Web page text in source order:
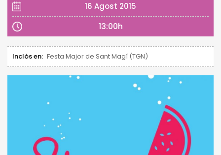
16 Agost 2015
13:00h
Inclòs en: Festa Major de Sant Magí (TGN)